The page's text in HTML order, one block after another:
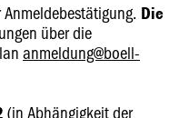
Die
über die
anmeldung@boell-
(in Abhängigkeit der